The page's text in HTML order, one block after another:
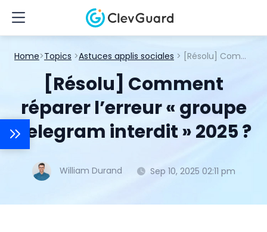
Home>Topics >Astuces applis sociales > [Résolu] Comment réparer l’erreur « groupe Telegram interdit » 2025 ?
[Résolu] Comment
réparer l’erreur « groupe
Telegram interdit » 2025 ?
William Durand Sep 10, 2025 02:11 pm